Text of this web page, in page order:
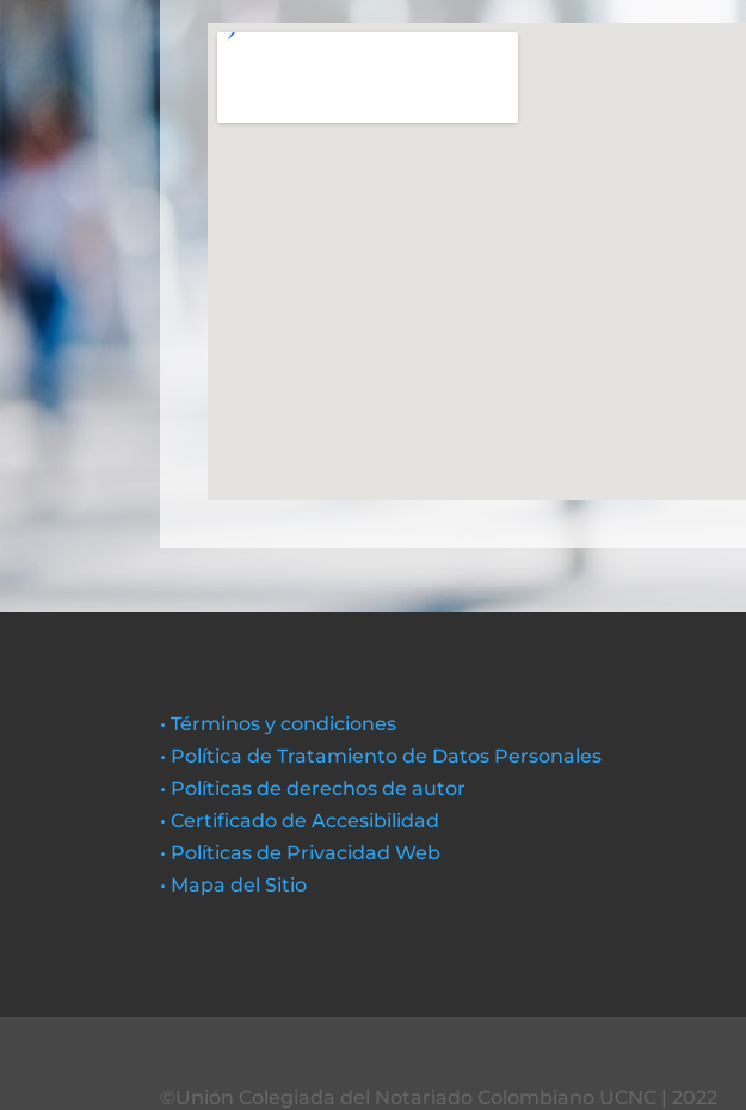
• Términos y condiciones
• Política de Tratamiento de Datos Personales
• Políticas de derechos de autor
• Certificado de Accesibilidad
• Políticas de Privacidad Web
• Mapa del Sitio
©Unión Colegiada del Notariado Colombiano UCNC | 2022